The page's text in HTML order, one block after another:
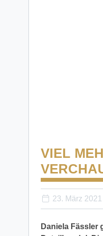
VIEL
23. März 2021
Daniela Fässler